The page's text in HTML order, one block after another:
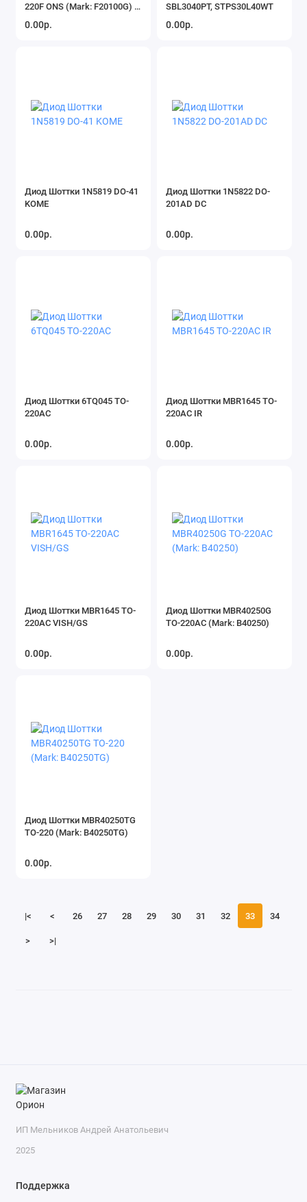
220F ONS (Mark: F20100G) =
0.00р.
SBL3040PT, STPS30L40WT
0.00р.
Диод Шоттки 1N5819 DO-41
KOME
0.00р.
Диод Шоттки 1N5822 DO-
201AD DC
0.00р.
Диод Шоттки 6TQ045 TO-
220AC
0.00р.
Диод Шоттки MBR1645 TO-
220AC IR
0.00р.
Диод Шоттки MBR1645 TO-
220AC VISH/GS
0.00р.
Диод Шоттки MBR40250G
TO-220AC (Mark: B40250)
0.00р.
Диод Шоттки MBR40250TG
TO-220 (Mark: B40250TG)
0.00р.
|< < 26 27 28 29 30 31 32 33 34
> >|
ИП Мельников Андрей Анатольевич
2025
Поддержка